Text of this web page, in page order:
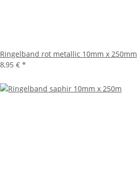
Ringelband rot metallic 10mm x 250mm
8,95 € *